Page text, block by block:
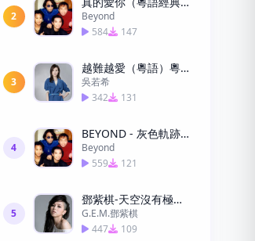
2
Beyond
584
147
3
越難越愛（粵語）粵語手機鈴聲下載
吳若希
342
131
4
BEYOND - 灰色軌跡 吉他solo
Beyond
559
121
5
鄧紫棋-天空沒有極限-粵語版
G.E.M.鄧紫棋
447
109